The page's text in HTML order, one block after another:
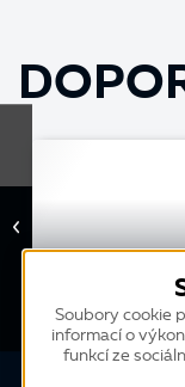
Dělejte to jinak
Notýsek
Soubory cookie
informací o
funkcí ze